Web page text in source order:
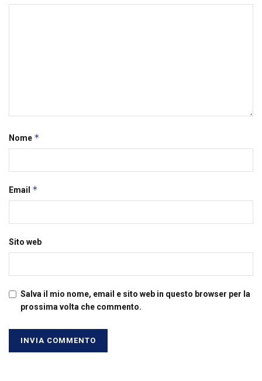
Nome *
Email *
Sito web
Salva il mio nome, email e sito web in questo browser per la
prossima volta che commento.